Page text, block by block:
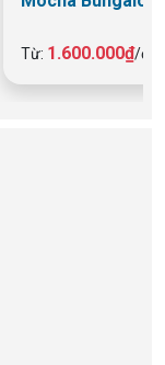
Từ: 1.600.000₫/